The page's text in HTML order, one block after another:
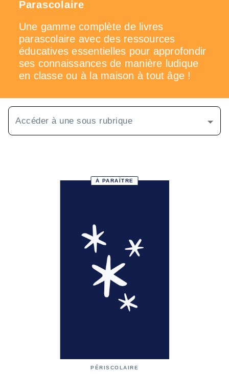
Parascolaire
Une gamme complète de livres
parascolaire avec des ressources
éducatives essentielles pour approfondir
ses connaissances de manière ludique
en classe ou à la maison à tout âge !
Accéder à une sous rubrique
À PARAÎTRE
PÉRISCOLAIRE